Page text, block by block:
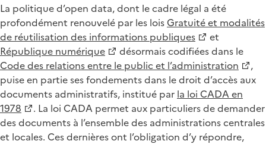
La politique d’open data, dont le cadre légal a été
profondément renouvelé par les loisGratuité et modalités
de réutilisation des informations publiques
et
République numérique
désormais codifiées dans le
Code des relations entre le public et l’administration
,
puise en partie ses fondements dans le droit d’accès aux
documents administratifs, institué par la loi CADA en
1978
. La loi CADA permet aux particuliers de demander
des documents à l’ensemble des administrations centrales
et locales. Ces dernières ont l’obligation d’y répondre,